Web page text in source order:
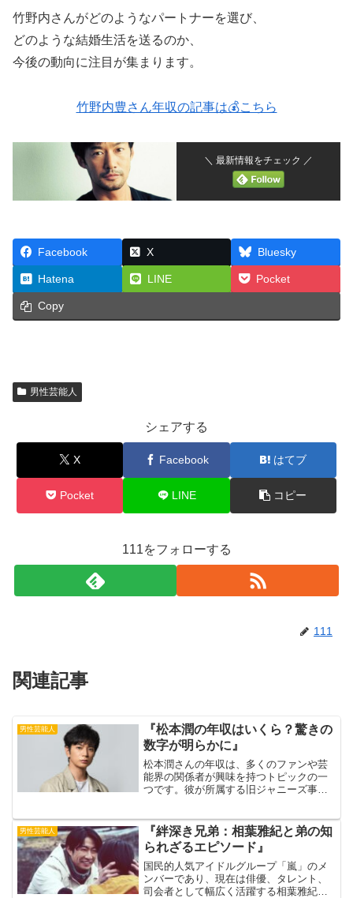
竹野内さんがどのようなパートナーを選び、
どのような結婚生活を送るのか、
今後の動向に注目が集まります。
竹野内豊さん年収の記事は💰こちら
＼ 最新情報をチェック ／
Facebook X Bluesky
Hatena LINE Pocket
Copy
男性芸能人
シェアする
X Facebook はてブ
Pocket LINE コピー
111をフォローする
111
関連記事
男性芸能人
『松本潤の年収はいくら？驚きの
数字が明らかに』
松本潤さんの年収は、多くのファンや芸
能界の関係者が興味を持つトピックの一
つです。彼が所属する旧ジャニーズ事務
があります。出典元：中日新聞Web松本
潤さんは、嵐としてのグ...
男性芸能人
『絆深き兄弟：相葉雅紀と弟の知
られざるエピソード』
国民的人気アイドルグループ「嵐」のメ
ンバーであり、現在は俳優、タレント、
司会者として幅広く活躍する相葉雅紀さ